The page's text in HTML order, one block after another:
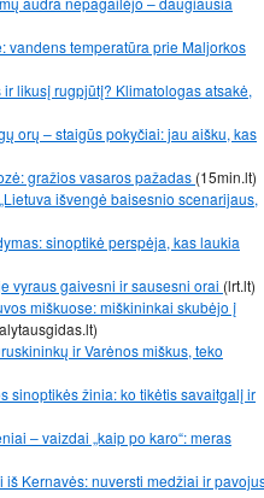
vandens temperatūra prie Maljorkos
likusį rugpjūtį? Klimatologas atsakė,
orų – staigūs pokyčiai: jau aišku, kas
gražios vasaros pažadas (15min.lt)
išvengė baisesnio scenarijaus,
sinoptikė perspėja, kas laukia
vyraus gaivesni ir sausesni orai (lrt.lt)
miškuose: miškininkai skubėjo į
ir Varėnos miškus, teko
sinoptikės žinia: ko tikėtis savaitgalį ir
– vaizdai „kaip po karo“: meras
iš Kernavės: nuversti medžiai ir